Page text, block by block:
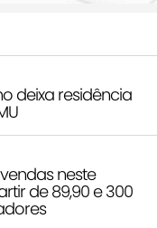
deixa residência
neste
de 89,90 e 300